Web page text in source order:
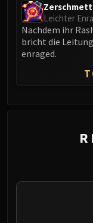
Leichter
Nachdem ihr
bricht die
enraged.